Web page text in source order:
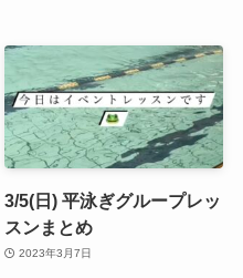
3/5(日) 平泳ぎグループレッ
スンまとめ
2023年3月7日